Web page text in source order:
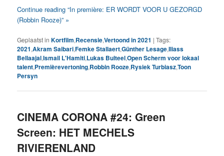
Continue reading “In première: ER WORDT VOOR U GEZORGD
(Robbin Rooze)” »
Geplaatst in Kortfilm,Recensie,Vertoond in 2021 |Tags:
2021,Akram Saibari,Femke Stallaert,Günther Lesage,Iliass
Bellaajal,Ismail L'Hamiti,Lukas Bulteel,Open Scherm voor lokaal
talent,Premièrevertoning,Robbin Rooze,Rysiek Turbiasz,Toon
Persyn
CINEMA CORONA #24: Green
Screen: HET MECHELS
RIVIERENLAND